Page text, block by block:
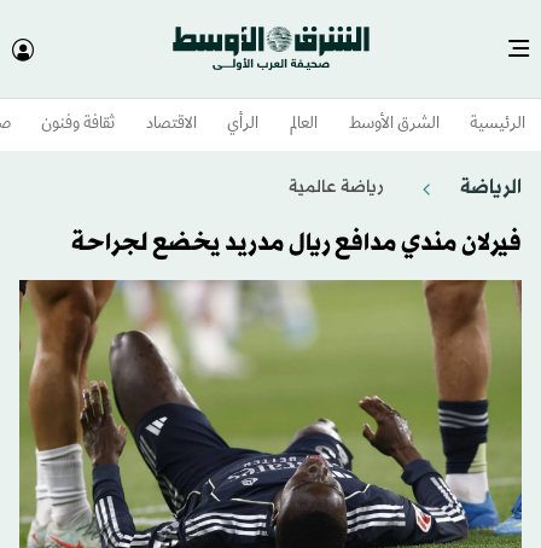
الرئيسية الشرق الأوسط​ العالم الرأي الاقتصاد ثقافة وفنون
الرياضة رياضة عالمية
فيرلان مندي مدافع ريال مدريد يخضع لجراحة